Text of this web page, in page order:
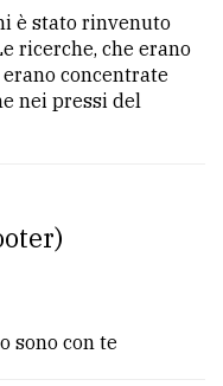
è stato rinvenuto
ricerche, che erano
concentrate
nei pressi del
sono con te